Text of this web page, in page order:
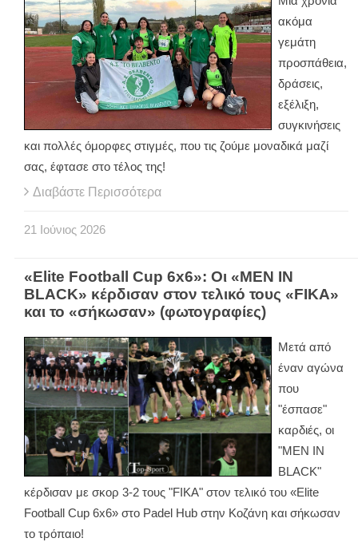
ακόμα
γεμάτη
προσπάθεια,
δράσεις,
εξέλιξη,
συγκινήσεις
και πολλές όμορφες στιγμές, που τις ζούμε μοναδικά μαζί
σας, έφτασε στο τέλος της!
Διαβάστε Περισσότερα
21 Ιούνιος 2026
«Elite Football Cup 6x6»: Οι «MEN IN
BLACK» κέρδισαν στον τελικό τους «FIKA»
και το «σήκωσαν» (φωτογραφίες)
Μετά από
έναν αγώνα
που
"έσπασε"
καρδιές, οι
"MEN
IN
BLACK"
κέρδισαν με σκορ 3-2 τους "FIKA" στον τελικό του «Elite
Football
Cup 6x6» στο Padel Hub στην Κοζάνη και σήκωσαν
το τρόπαιο!